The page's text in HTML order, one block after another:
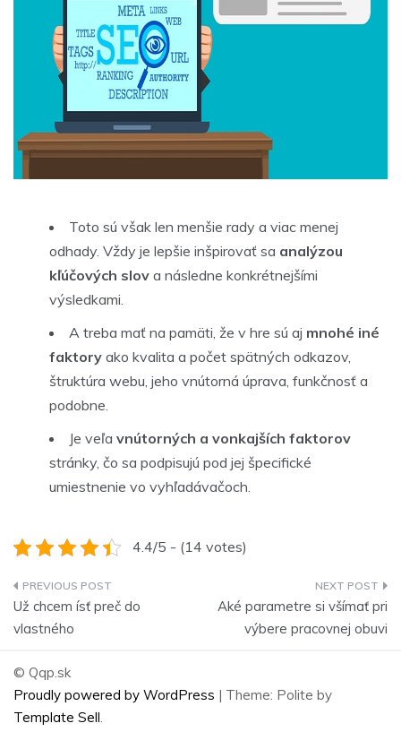
Toto sú však len menšie rady a viac menej
odhady. Vždy je lepšie inšpirovať sa analýzou
kľúčových slov a následne konkrétnejšími
výsledkami.
A treba mať na pamäti, že v hre sú aj mnohé iné
faktory ako kvalita a počet spätných odkazov,
štruktúra webu, jeho vnútorná úprava, funkčnosť a
podobne.
Je veľa vnútorných a vonkajších faktorov
stránky, čo sa podpisujú pod jej špecifické
umiestnenie vo vyhľadávačoch.
4.4/5 - (14 votes)
Navigace
pro
příspěvek
Už chcem ísť preč do
vlastného
Aké parametre si všímať pri
výbere pracovnej obuvi
© Qqp.sk
Proudly powered by WordPress | Theme: Polite by
Template Sell.